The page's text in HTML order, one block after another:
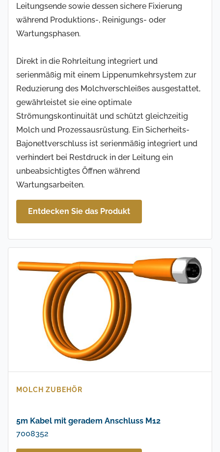
Leitungsende sowie dessen sichere Fixierung
während Produktions-, Reinigungs- oder
Wartungsphasen.
Direkt in die Rohrleitung integriert und
serienmäßig mit einem Lippenumkehrsystem zur
Reduzierung des Molchverschleißes ausgestattet,
gewährleistet sie eine optimale
Strömungskontinuität und schützt gleichzeitig
Molch und Prozessausrüstung. Ein Sicherheits-
Bajonettverschluss ist serienmäßig integriert und
verhindert bei Restdruck in der Leitung ein
unbeabsichtigtes Öffnen während
Wartungsarbeiten.
Entdecken Sie das Produkt
MOLCH ZUBEHÖR
5m Kabel mit geradem Anschluss M12
7008352